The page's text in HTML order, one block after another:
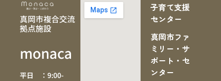
真岡市複合交流
拠点施設
monaca
平日 ：9:00-
子育て支援
センター
真岡市ファ
ミリー・サ
ポート・セ
ンター